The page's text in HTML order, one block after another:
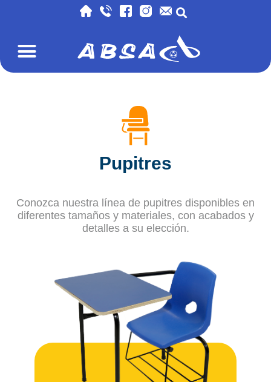
Pupitres
Conozca nuestra línea de pupitres disponibles en
diferentes tamaños y materiales, con acabados y
detalles a su elección.